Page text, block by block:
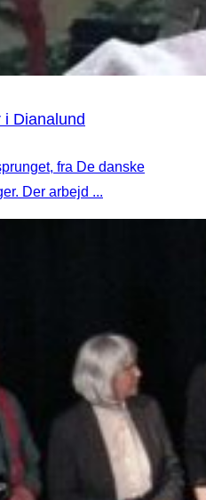
Dianalund
fra De danske
Der arbejd ...